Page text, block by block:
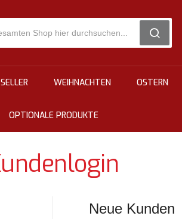
SEARCH
WEIHNACHTEN OSTERN
OPTIONALE PRODUKTE
Neue Kunden